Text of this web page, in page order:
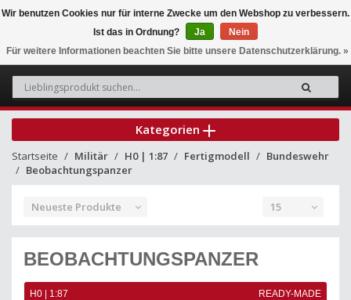
0
Kategorien
Startseite Militär H0 | 1:87 Fertigmodell
Bundeswehr
Beobachtungspanzer
Neueste Produkte 15
BEOBACHTUNGSPANZER
H0 | 1:87 READY-MADE
Wir benutzen Cookies nur für interne Zwecke um den Webshop zu verbessern.
Ist das in Ordnung?
Ja
Nein
Für weitere Informationen beachten Sie bitte unsere Datenschutzerklärung. »